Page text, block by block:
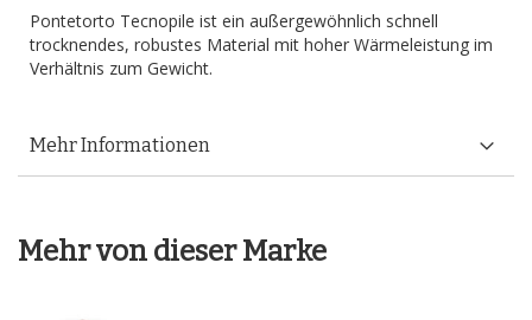
Pontetorto Tecnopile ist ein außergewöhnlich schnell
trocknendes, robustes Material mit hoher Wärmeleistung im
Verhältnis zum Gewicht.
Mehr Informationen
Mehr von dieser Marke